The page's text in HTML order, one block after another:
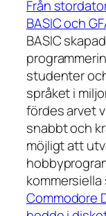
Från
BASIC och
BASIC
studenter
språket i
fördes arvet
snabbt och
möjligt att
Commodore